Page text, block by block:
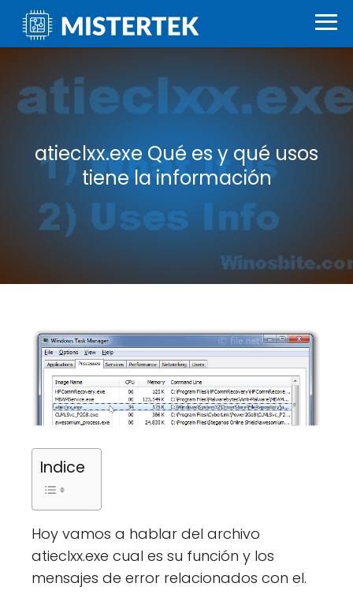
atieclxx.exe Qué es y qué usos
tiene la información
Indice
Hoy vamos a hablar del archivo
atieclxx.exe cual es su función y los
mensajes de error relacionados con el.